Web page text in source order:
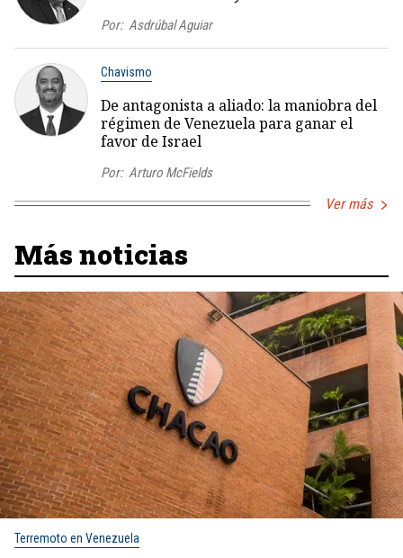
Por: Asdrúbal Aguiar
Chavismo
De antagonista a aliado: la maniobra del
régimen de Venezuela para ganar el
favor de Israel
Por: Arturo McFields
Ver más
Más noticias
Terremoto en Venezuela